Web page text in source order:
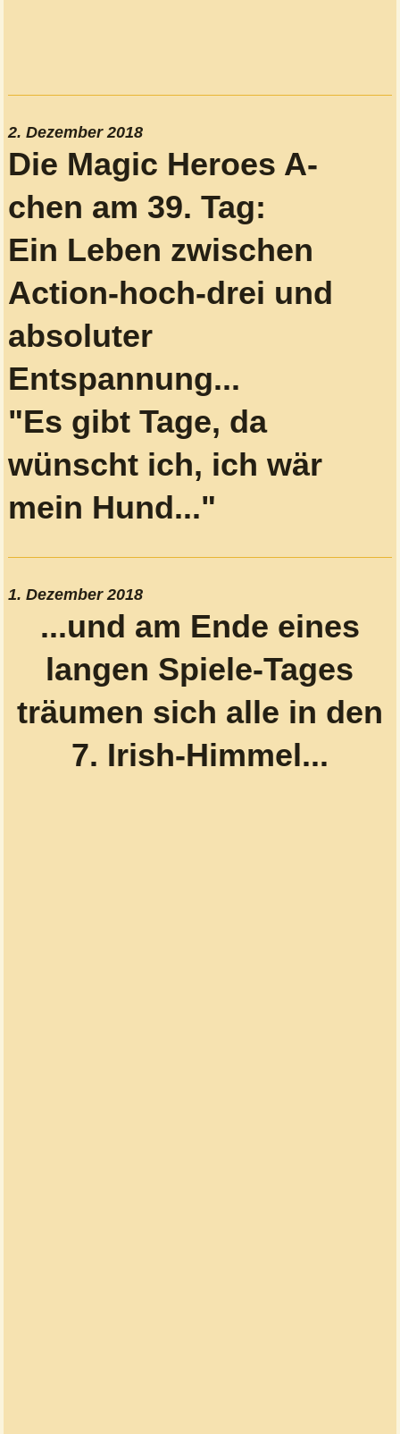
2. Dezember 2018
Die Magic Heroes A-
chen am 39. Tag:
Ein Leben zwischen
Action-hoch-drei und
absoluter
Entspannung...
"Es gibt Tage, da
wünscht ich, ich wär
mein Hund..."
1. Dezember 2018
...und am Ende eines
langen Spiele-Tages
träumen sich alle in den
7. Irish-Himmel...